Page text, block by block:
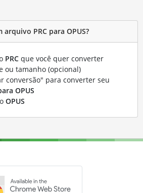
PRC para OPUS?
PRCque você quer converter
ou tamanho (opcional)
conversão" para converter seu
OPUS
OPUS